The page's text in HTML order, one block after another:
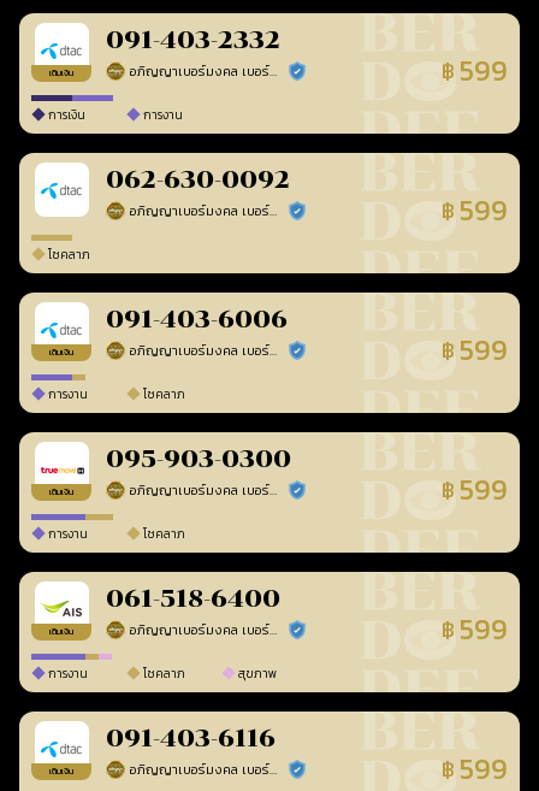
เติมเงิน
091-403-2332
อภิญญาเบอร์มงคล เบอร์สวยเลขศาสตร์ ร้านยืนยันแล้ว ฿ 599
การเงิน การงาน
062-630-0092
อภิญญาเบอร์มงคล เบอร์สวยเลขศาสตร์ ร้านยืนยันแล้ว ฿ 599
โชคลาภ
เติมเงิน
091-403-6006
อภิญญาเบอร์มงคล เบอร์สวยเลขศาสตร์ ร้านยืนยันแล้ว ฿ 599
การงาน โชคลาภ
เติมเงิน
095-903-0300
อภิญญาเบอร์มงคล เบอร์สวยเลขศาสตร์ ร้านยืนยันแล้ว ฿ 599
การงาน โชคลาภ
เติมเงิน
061-518-6400
อภิญญาเบอร์มงคล เบอร์สวยเลขศาสตร์ ร้านยืนยันแล้ว ฿ 599
การงาน โชคลาภ สุขภาพ
เติมเงิน
091-403-6116
อภิญญาเบอร์มงคล เบอร์สวยเลขศาสตร์ ร้านยืนยันแล้ว ฿ 599